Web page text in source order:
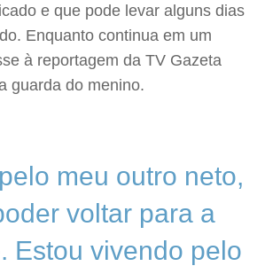
e que pode levar alguns dias
Enquanto continua em um
à reportagem da TV Gazeta
guarda do menino.
meu outro neto,
voltar para a
Estou vivendo pelo